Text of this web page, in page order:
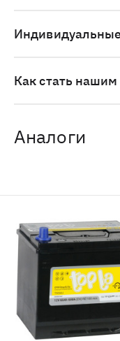
Как стать
Аналоги